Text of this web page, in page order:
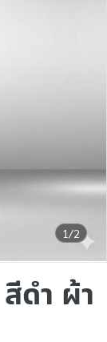
1/2
ดำ ผ้า